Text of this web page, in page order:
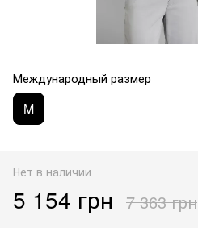
Международный размер
M
Нет в наличии
5 154 грн 7 363 грн